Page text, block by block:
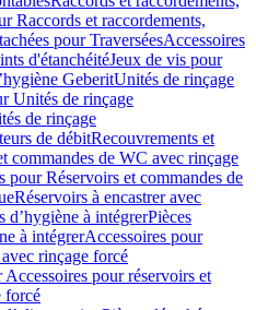
Raccords et raccordements,
pour TraverséesAccessoires
d'étanchéitéJeux de vis pour
GeberitUnités de rinçage
Unités de rinçage
de rinçage
de débitRecouvrements et
commandes de WC avec rinçage
pour Réservoirs et commandes de
Réservoirs à encastrer avec
d’hygiène à intégrerPièces
à intégrerAccessoires pour
rinçage forcé
Accessoires pour réservoirs et
forcé